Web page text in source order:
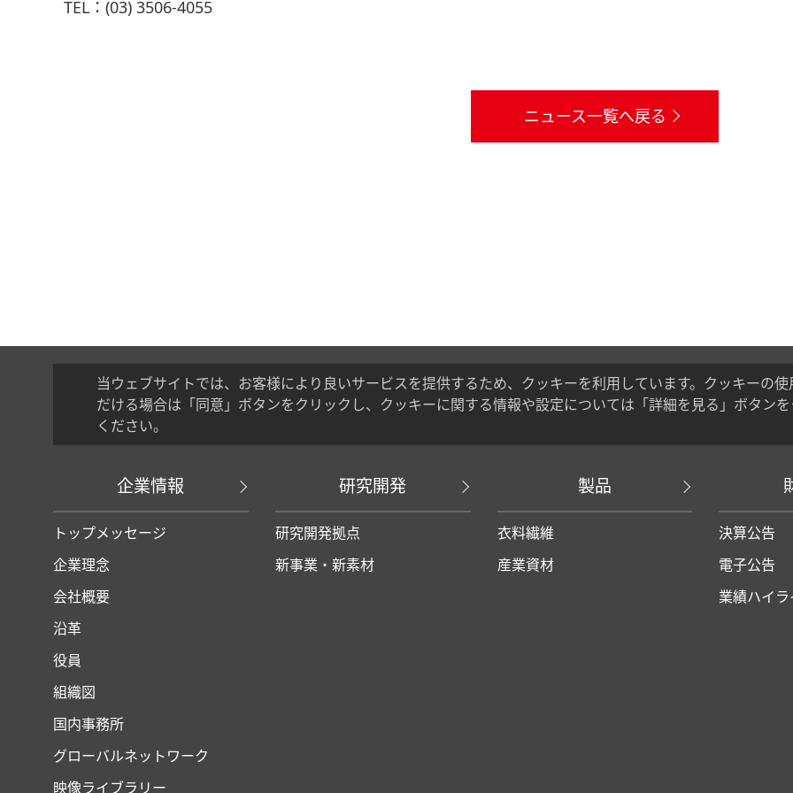
TEL：(03) 3506-4055
ニュース一覧へ戻る
当ウェブサイトでは、お客様により良いサービスを提供するため、クッキーを利用しています。クッキーの
だける場合は「同意」ボタンをクリックし、クッキーに関する情報や設定については「詳細を見る」ボタン
ください。
企業情報
トップメッセージ
企業理念
会社概要
沿革
役員
組織図
国内事務所
グローバルネットワーク
映像ライブラリー
研究開発
研究開発拠点
新事業・新素材
製品
衣料繊維
産業資材
決算公告
電子公告
業績ハイラ